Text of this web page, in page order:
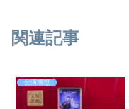
関連記事
公演感想